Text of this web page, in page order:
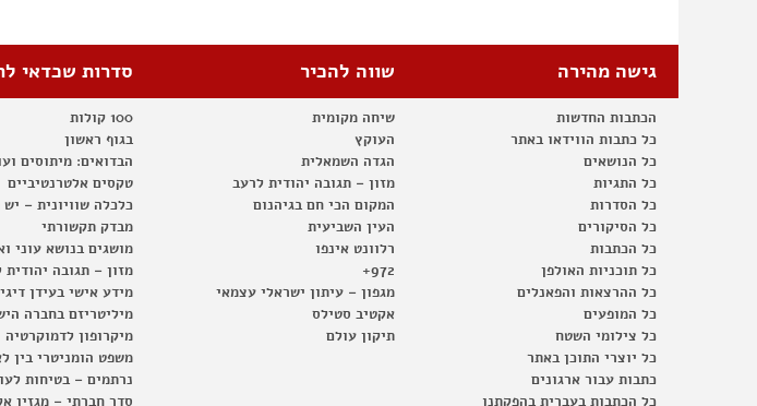
גישה מהירה
הכתבות החדשות
כל כתבות הווידאו באתר
כל הנושאים
כל התגיות
כל הסדרות
כל הסיקורים
כל הכתבות
כל תוכניות האולפן
כל ההרצאות והפאנלים
כל המופעים
כל צילומי השטח
כל יוצרי התוכן באתר
כתבות עבור ארגונים
כל הכתבות בעברית בהפקתנו
שווה להכיר
שיחה מקומית
העוקץ
הגדה השמאלית
מזון – תגובה יהודית לרעב
המקום הכי חם בגיהנום
העין השביעית
רלוונט אינפו
972+
מגפון – עיתון ישראלי עצמאי
אקטיב סטילס
תיקון עולם
סדרות שכדאי
100 קולות
בגוף ראשון
הבדואים: מיתוסים
טקסים אלטרנטיביים
כלכלה שוויונית –
מבדק תקשורתי
מושגים בנושא עוני
מזון – תגובה יהודית
מידע אישי בעידן
מיליטריזם בחברה
מיקרופון לדמוקרטיה
משפט הומניטרי בין
נרתמים – בטיחות
סדר חברתי – מגזין